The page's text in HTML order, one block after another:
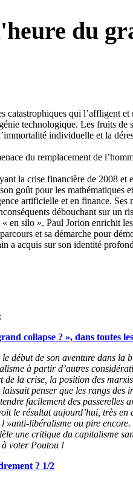
du
catastrophiques qui l’affligent
technologique. Les fruits de
individuelle et la
du remplacement de
la crise financière de 2008 et
goût pour les mathématiques
artificielle et en finance. Ses
débouchant sur un
en silo », Paul Jorion enrichit
et sa démarche pour
a acquis sur son identité
collapse ? », dans toutes
début de son aventure dans la
à partir d’autres
la crise, la position des
penser que les rangs des
facilement des passerelles
le résultat aujourd’hui, très en
»anti-libéralisme ou pire
une critique du capitalisme
à voter Poutou !
? 1/2